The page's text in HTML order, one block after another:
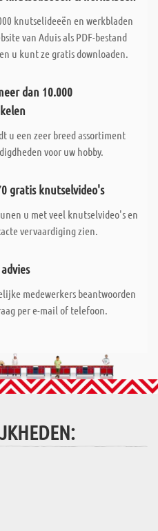
knutselideeën en werkbladen
van Aduis als PDF-bestand
u kunt ze gratis downloaden.
dan 10.000
u een zeer breed assortiment
voor uw hobby.
gratis knutselvideo's
u met veel knutselvideo's en
vervaardiging zien.
medewerkers beantwoorden
per e-mail of telefoon.